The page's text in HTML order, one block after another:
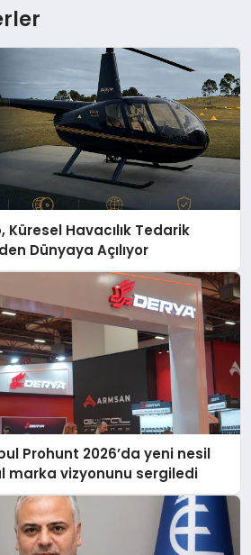
Küresel Havacılık Tedarik
Dünyaya Açılıyor
Prohunt 2026’da yeni nesil
marka vizyonunu sergiledi